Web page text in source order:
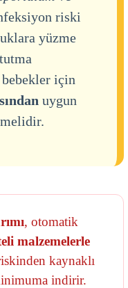
riski
yüzme
bebekler için
uygun
, otomatik
malzemelerle
kaynaklı
indirir.